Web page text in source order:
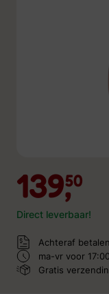
139,50
Direct leverbaar!
Achteraf
ma-vr voor
Gratis